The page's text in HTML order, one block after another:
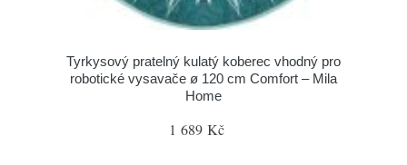
Tyrkysový pratelný kulatý koberec vhodný pro
robotické vysavače ø 120 cm Comfort – Mila
Home
1 689 Kč